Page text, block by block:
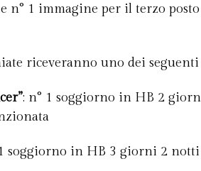
n° 1 immagine per il terzo
riceveranno uno dei seguenti
: n° 1 soggiorno in HB 2
soggiorno in HB 3 giorni 2